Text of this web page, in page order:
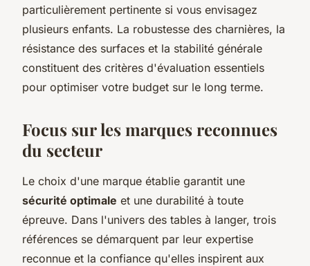
particulièrement pertinente si vous envisagez
plusieurs enfants. La robustesse des charnières, la
résistance des surfaces et la stabilité générale
constituent des critères d'évaluation essentiels
pour optimiser votre budget sur le long terme.
Focus sur les marques reconnues
du secteur
Le choix d'une marque établie garantit une
sécurité optimale et une durabilité à toute
épreuve. Dans l'univers des tables à langer, trois
références se démarquent par leur expertise
reconnue et la confiance qu'elles inspirent aux